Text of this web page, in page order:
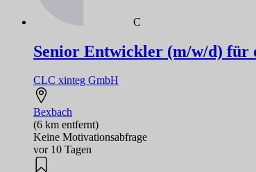
C
Senior Entwickler (m/w/d)
CLC xinteg GmbH
Bexbach
(6 km entfernt)
Keine Motivationsabfrage
vor 10 Tagen